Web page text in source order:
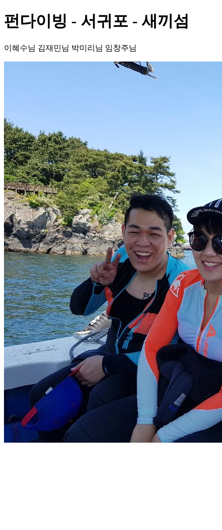
펀다이빙 - 서귀포 - 새끼섬
이혜수님 김재민님 박미리님 임창주님